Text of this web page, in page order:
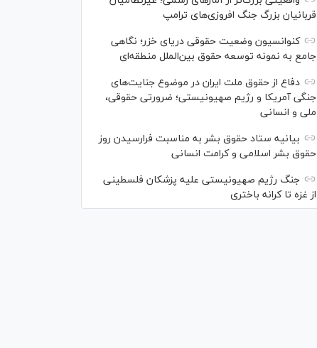
قربانیان بزرگ جنگ افروزی‌های ترامپ
کنوانسیون وضعیت حقوقی دریای خزر؛ نگاهی
جامع به نمونه توسعه حقوق بین‌الملل منطقه‌ای
دفاع از حقوق ملت ایران در موضوع جنایت‌های
جنگی آمریکا و رژیم صهیونیستی؛ ضرورتی حقوقی،
ملی و انسانی
بیانیه ستاد حقوق بشر به مناسبت فرارسیدن روز
حقوق بشر اسلامی و کرامت انسانی
جنگ رژیم صهیونیستی علیه پزشکان فلسطینی
از غزه تا کرانه باختری